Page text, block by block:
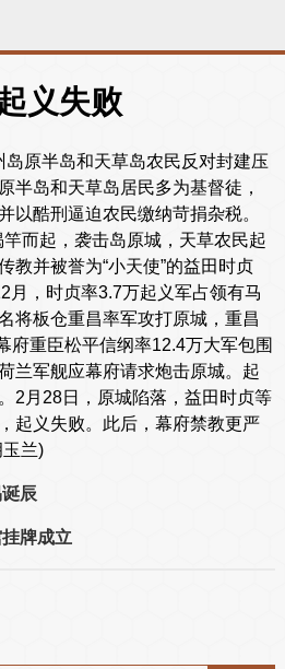
义失败
原半岛和天草岛农民反对封建压
半岛和天草岛居民多为基督徒，
以酷刑逼迫农民缴纳苛捐杂税。
而起，袭击岛原城，天草农民起
教并被誉为“小天使”的益田时贞
月，时贞率3.7万起义军占领有马
将板仓重昌率军攻打原城，重昌
府重臣松平信纲率12.4万大军包围
兰军舰应幕府请求炮击原城。起
2月28日，原城陷落，益田时贞等
起义失败。此后，幕府禁教更严
兰)
辰
牌成立